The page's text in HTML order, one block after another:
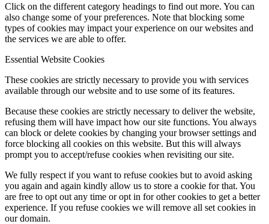
Click on the different category headings to find out more. You can
also change some of your preferences. Note that blocking some
types of cookies may impact your experience on our websites and
the services we are able to offer.
Essential Website Cookies
These cookies are strictly necessary to provide you with services
available through our website and to use some of its features.
Because these cookies are strictly necessary to deliver the website,
refusing them will have impact how our site functions. You always
can block or delete cookies by changing your browser settings and
force blocking all cookies on this website. But this will always
prompt you to accept/refuse cookies when revisiting our site.
We fully respect if you want to refuse cookies but to avoid asking
you again and again kindly allow us to store a cookie for that. You
are free to opt out any time or opt in for other cookies to get a better
experience. If you refuse cookies we will remove all set cookies in
our domain.